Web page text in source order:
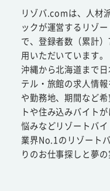
リゾバ.comは、人材
ックが運営するリゾ
で、登録者数（累計
用いただいています。
沖縄から北海道まで
テル・旅館の求人情
や勤務地、期間など
トや住み込みバイト
悩みなどリゾートバ
業界No.1のリゾート
りのお仕事探しと夢の